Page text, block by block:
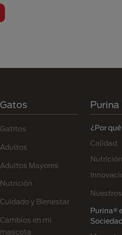
Gatos
Gatitos
Adultos
Adultos Mayores
Nutrición
Cuidado y Bienestar
Cambios en mi
mascota
Purina
¿Por
Calidad
Nutrición
Purina®
Sociedad